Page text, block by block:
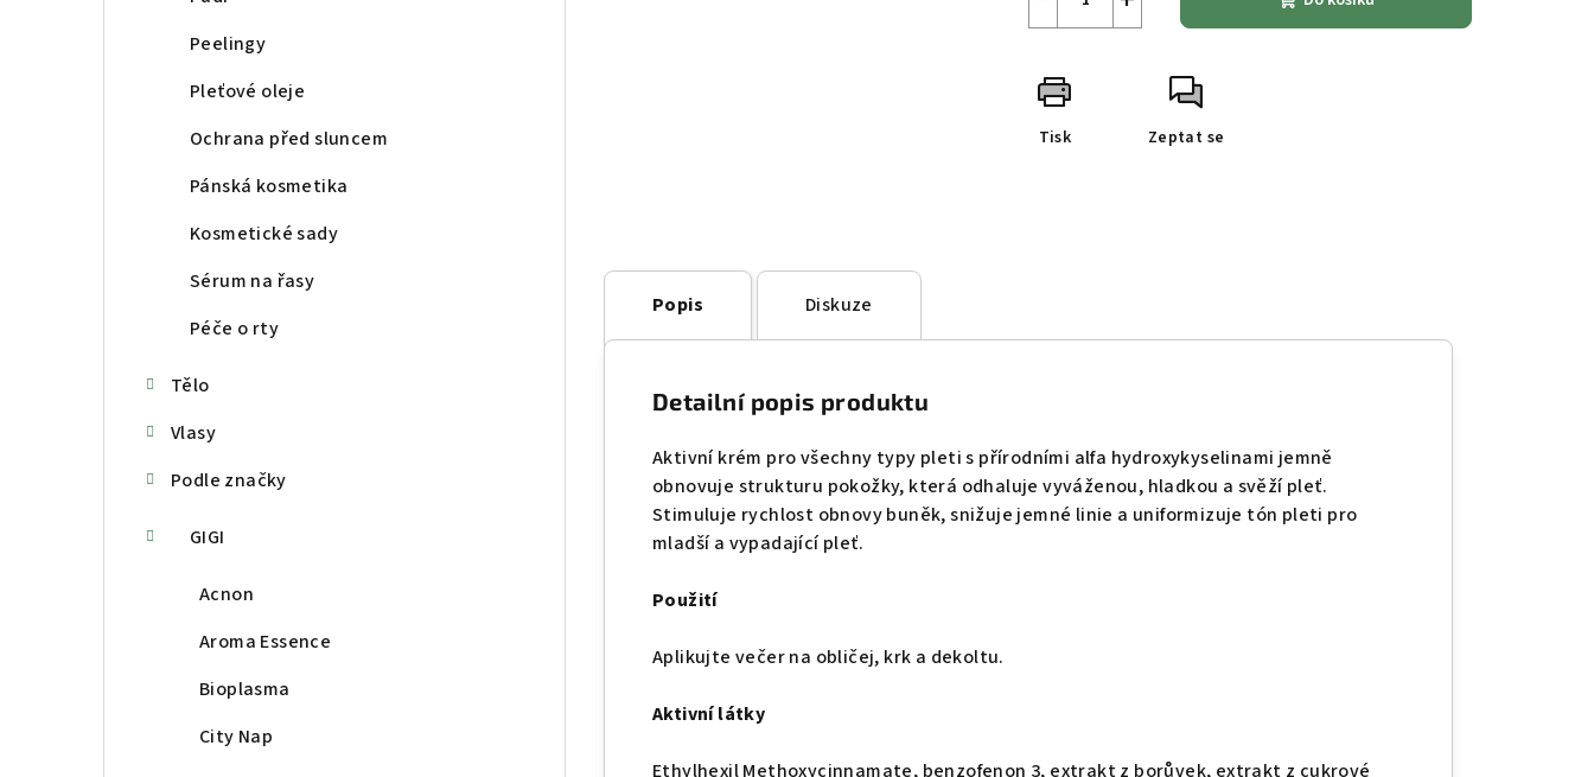
Peelingy
Pleťové oleje
Ochrana před sluncem
Pánská kosmetika
Kosmetické sady
Sérum na řasy
Péče o rty
Tělo
Vlasy
Podle značky
GIGI
Acnon
Aroma Essence
Bioplasma
City Nap
Tisk Zeptat se
Popis Diskuze
Detailní popis produktu
Aktivní krém pro všechny typy pleti s přírodními alfa hydroxykyselinami jemně
obnovuje strukturu pokožky, která odhaluje vyváženou, hladkou a svěží pleť.
Stimuluje rychlost obnovy buněk, snižuje jemné linie a uniformizuje tón pleti pro
mladší a vypadající pleť.
Použití
Aplikujte večer na obličej, krk a dekoltu.
Aktivní látky
Ethylhexil Methoxycinnamate, benzofenon 3, extrakt z borůvek, extrakt z cukrové